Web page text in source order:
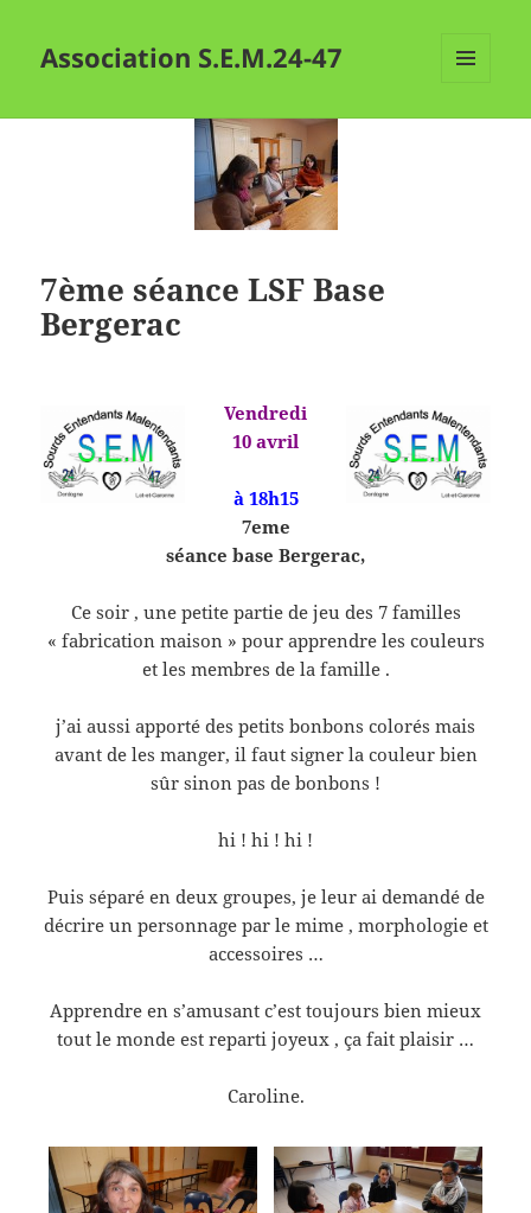
Association S.E.M.24-47
7ème séance LSF Base
Bergerac
Vendredi
10 avril
à 18h15
7eme
séance base Bergerac,
Ce soir , une petite partie de jeu des 7 familles
« fabrication maison » pour apprendre les couleurs
et les membres de la famille .
j’ai aussi apporté des petits bonbons colorés mais
avant de les manger, il faut signer la couleur bien
sûr sinon pas de bonbons !
hi ! hi ! hi !
Puis séparé en deux groupes, je leur ai demandé de
décrire un personnage par le mime , morphologie et
accessoires …
Apprendre en s’amusant c’est toujours bien mieux
tout le monde est reparti joyeux , ça fait plaisir …
Caroline.